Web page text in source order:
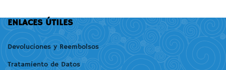
ENLACES ÚTILES
Devoluciones y Reembolsos
Tratamiento de Datos